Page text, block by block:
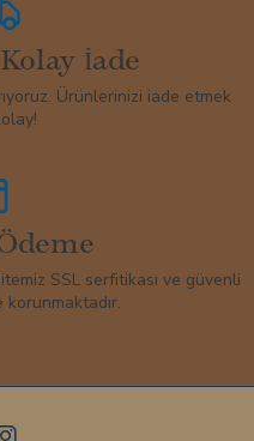
İade
Ürünlerinizi iade etmek
SSL serfitikası ve güvenli